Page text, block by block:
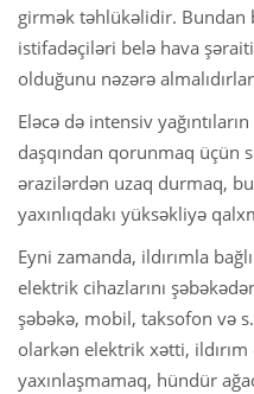
girmək təhlükəlidir. Bundan
istifadəçiləri belə hava
olduğunu nəzərə
Eləcə də intensiv
daşqından qorunmaq üçün
ərazilərdən uzaq durmaq,
yaxınlıqdakı yüksəkliyə
Eyni zamanda, ildırımla
elektrik cihazlarını
şəbəkə, mobil, taksofon və
olarkən elektrik xətti,
yaxınlaşmamaq, hündür